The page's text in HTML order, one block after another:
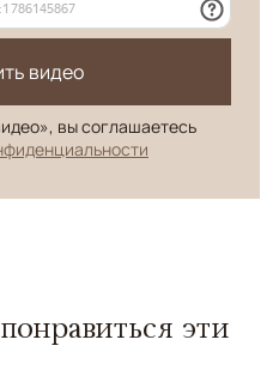
видео
вы соглашаетесь
эти